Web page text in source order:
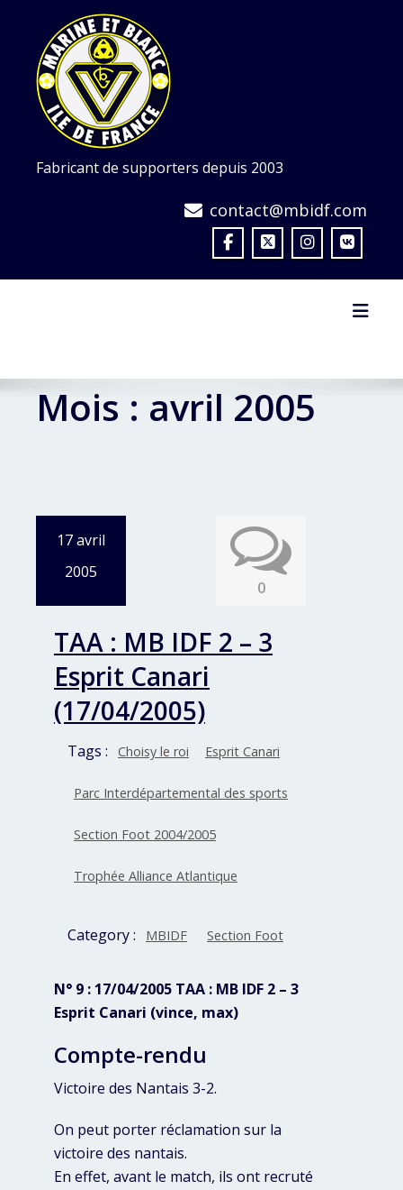
content
Fabricant de supporters depuis 2003
contact@mbidf.com
Mois : avril 2005
17 avril
2005
0
TAA : MB IDF 2 – 3
Esprit Canari
(17/04/2005)
Tags : Choisy le roi Esprit Canari
Parc Interdépartemental des sports
Section Foot 2004/2005
Trophée Alliance Atlantique
Category : MBIDF Section Foot
N° 9 : 17/04/2005 TAA : MB IDF 2 – 3
Esprit Canari (vince, max)
Compte-rendu
Victoire des Nantais 3-2.
On peut porter réclamation sur la
victoire des nantais.
En effet, avant le match, ils ont recruté